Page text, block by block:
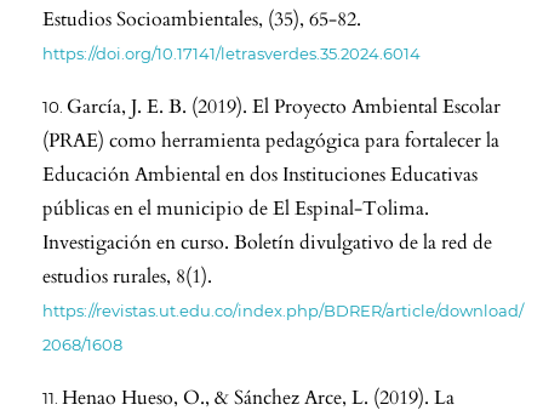
Estudios Socioambientales, (35), 65-82.
https://doi.org/10.17141/letrasverdes.35.2024.6014
García, J. E. B. (2019). El Proyecto Ambiental Escolar
(PRAE) como herramienta pedagógica para fortalecer la
Educación Ambiental en dos Instituciones Educativas
públicas en el municipio de El Espinal-Tolima.
Investigación en curso. Boletín divulgativo de la red de
estudios rurales, 8(1).
https://revistas.ut.edu.co/index.php/BDRER/article/download/
2068/1608
Henao Hueso, O., & Sánchez Arce, L. (2019). La